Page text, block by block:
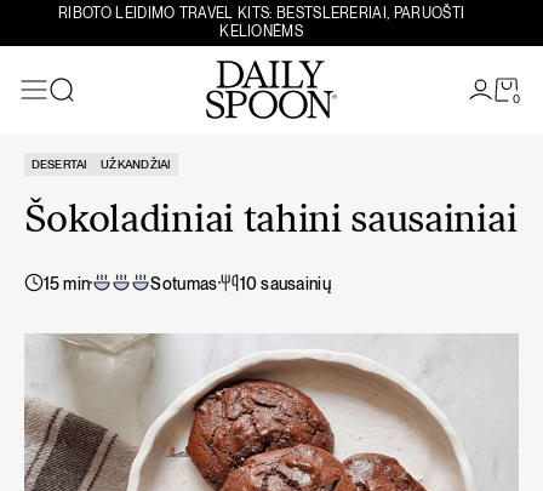
Eiti prie turinio
RIBOTO LEIDIMO TRAVEL KITS: BESTSLERERIAI, PARUOŠTI
KELIONĖMS
0
DESERTAI UŽKANDŽIAI
Šokoladiniai tahini sausainiai
15 min Sotumas 10 sausainių